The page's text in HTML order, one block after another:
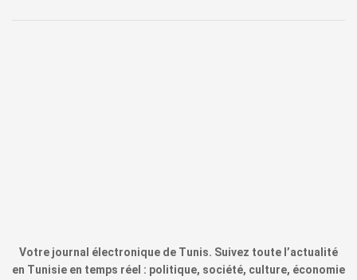
Votre journal électronique de Tunis. Suivez toute l’actualité
en Tunisie en temps réel : politique, société, culture, économie